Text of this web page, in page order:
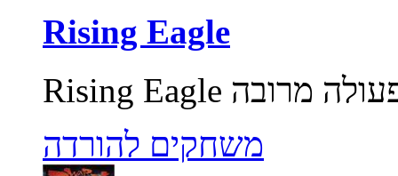
Rising Eagle
משחקים להורדה